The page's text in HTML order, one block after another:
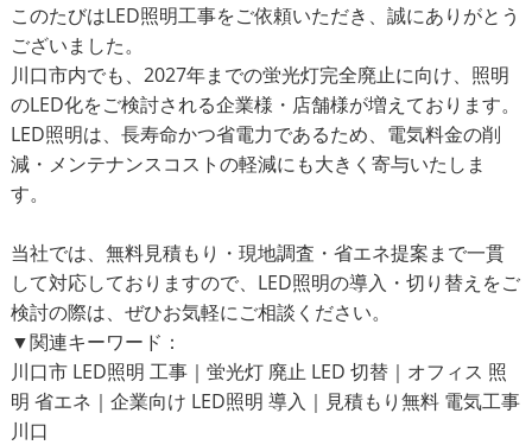
このたびはLED照明工事をご依頼いただき、誠にありがとう
ございました。
川口市内でも、2027年までの蛍光灯完全廃止に向け、照明
のLED化をご検討される企業様・店舗様が増えております。
LED照明は、長寿命かつ省電力であるため、電気料金の削
減・メンテナンスコストの軽減にも大きく寄与いたしま
す。
当社では、無料見積もり・現地調査・省エネ提案まで一貫
して対応しておりますので、LED照明の導入・切り替えをご
検討の際は、ぜひお気軽にご相談ください。
▼関連キーワード：
川口市 LED照明 工事｜蛍光灯 廃止 LED 切替｜オフィス 照
明 省エネ｜企業向け LED照明 導入｜見積もり無料 電気工事
川口